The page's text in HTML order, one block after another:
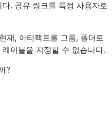
. 공유 링크를 특정 사용자로
현재, 아티팩트를 그룹, 폴더로
이블을 지정할 수 없습니다.
?